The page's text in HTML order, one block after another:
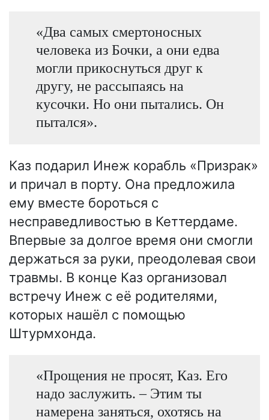
«Два самых смертоносных
человека из Бочки, а они едва
могли прикоснуться друг к
другу, не рассыпаясь на
кусочки. Но они пытались. Он
пытался».
Каз подарил Инеж корабль «Призрак»
и причал в порту. Она предложила
ему вместе бороться с
несправедливостью в Кеттердаме.
Впервые за долгое время они смогли
держаться за руки, преодолевая свои
травмы. В конце Каз организовал
встречу Инеж с её родителями,
которых нашёл с помощью
Штурмхонда.
«Прощения не просят, Каз. Его
надо заслужить. – Этим ты
намерена заняться, охотясь на